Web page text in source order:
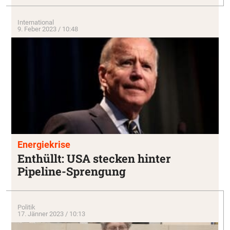
International
9. Feber 2023 / 10:48
Energiekrise
Enthüllt: USA stecken hinter
Pipeline-Sprengung
Politik
17. Jänner 2023 / 10:13